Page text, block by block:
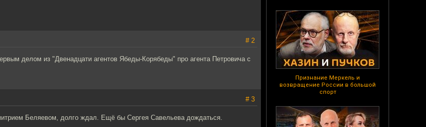
Признание Меркель и
возвращение России в большой
спорт
# 2
делом из "Двенадцати агентов Ябеды-Корябеды" про агента Петровича с
# 3
Беляевом, долго ждал. Ещё бы Сергея Савельева дождаться.